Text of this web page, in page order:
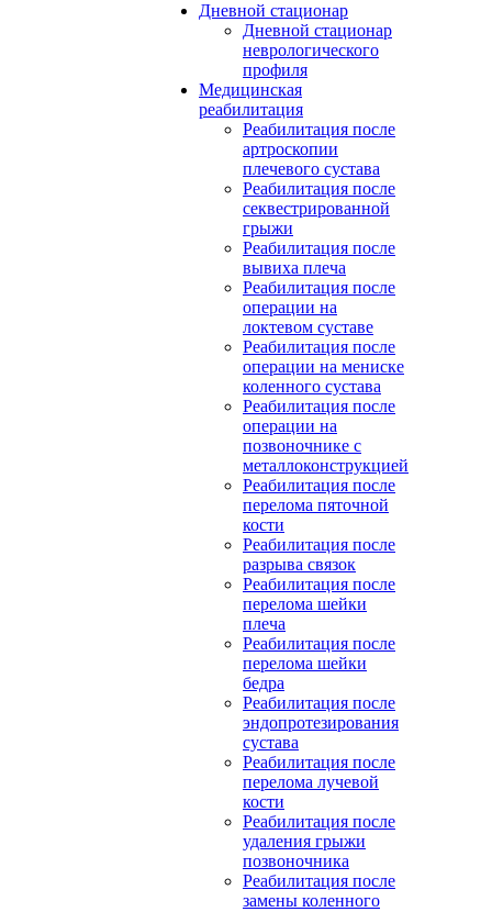
Дневной стационар
Дневной стационар
неврологического
профиля
Медицинская
реабилитация
Реабилитация после
артроскопии
плечевого сустава
Реабилитация после
секвестрированной
грыжи
Реабилитация после
вывиха плеча
Реабилитация после
операции на
локтевом суставе
Реабилитация после
операции на мениске
коленного сустава
Реабилитация после
операции на
позвоночнике с
металлоконструкцией
Реабилитация после
перелома пяточной
кости
Реабилитация после
разрыва связок
Реабилитация после
перелома шейки
плеча
Реабилитация после
перелома шейки
бедра
Реабилитация после
эндопротезирования
сустава
Реабилитация после
перелома лучевой
кости
Реабилитация после
удаления грыжи
позвоночника
Реабилитация после
замены коленного